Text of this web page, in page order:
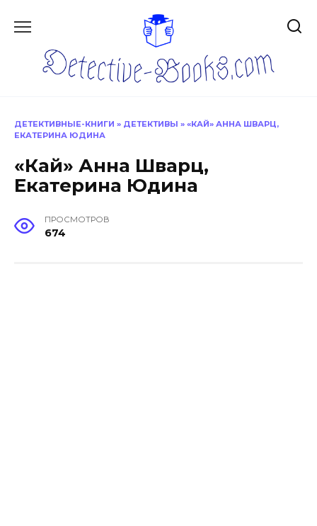
ДЕТЕКТИВНЫЕ-КНИГИ » ДЕТЕКТИВЫ » «КАЙ» АННА ШВАРЦ,
ЕКАТЕРИНА ЮДИНА
«Кай» Анна Шварц,
Екатерина Юдина
ПРОСМОТРОВ
674